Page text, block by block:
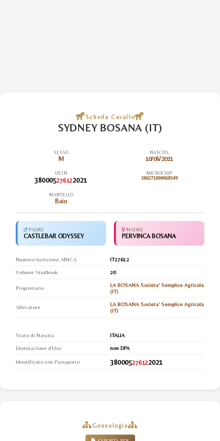
Scheda Cavallo
SYDNEY BOSANA (IT)
SESSO
M
NASCITA
10/06/2021
UELN
380005276122021
MICROCHIP
380271000068549
MANTELLO
Baio
PADRE
CASTLEBAR ODYSSEY
MADRE
PERVINCA BOSANA
Numero Iscrizione ANICA
IT27612
Volume Studbook
20
Proprietario
LA BOSANA Societa' Semplice Agricola
(IT)
Allevatore
LA BOSANA Societa' Semplice Agricola
(IT)
Stato di Nascita
ITALIA
Destinazione d'Uso
non DPA
Identificato con Passaporto 380005276122021
Genealogia